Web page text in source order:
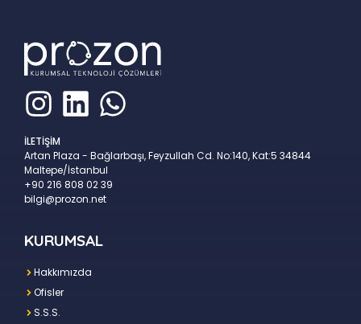
İLETİŞİM
Artan Plaza - Bağlarbaşı, Feyzullah Cd. No:140, Kat:5 34844
Maltepe/İstanbul
+90 216 808 02 39
bilgi@prozon.net
KURUMSAL
Hakkımızda
Ofisler
S.S.S.